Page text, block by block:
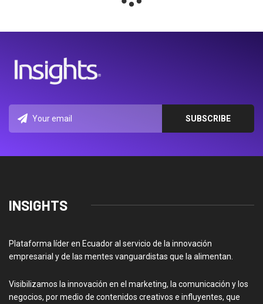
INSIGHTS
Plataforma líder en Ecuador al servicio de la innovación
empresarial y de las mentes vanguardistas que la alimentan.
Visibilizamos la innovación en el marketing, la comunicación y los
negocios, por medio de contenidos creativos e influyentes, que